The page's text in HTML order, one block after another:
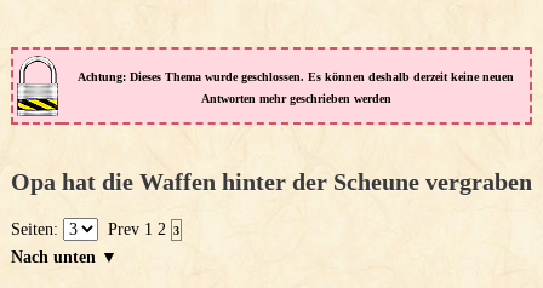
Achtung: Dieses Thema wurde geschlossen. Es können deshalb derzeit keine neuen
Antworten mehr geschrieben werden
Opa hat die Waffen hinter der Scheune vergraben
Seiten: Prev 1 2 3
Nach unten ▼